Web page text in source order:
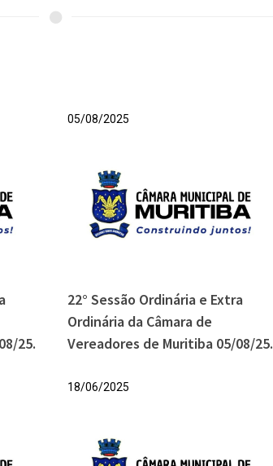
25.
05/08/2025
22° Sessão Ordinária e Extra
Ordinária da Câmara de
Vereadores de Muritiba 05/08/25.
18/06/2025